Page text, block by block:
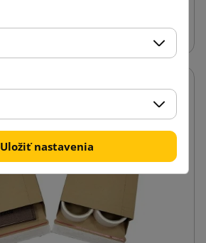
Uložiť nastavenia